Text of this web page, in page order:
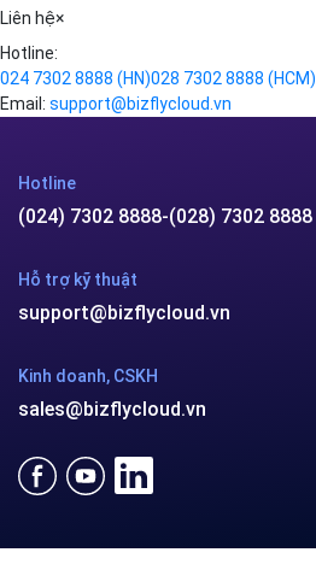
Liên hệ×
Hotline:
024 7302 8888 (HN)028 7302 8888 (HCM)
Email: support@bizflycloud.vn
Hotline
(024) 7302 8888-(028) 7302 8888
Hỗ trợ kỹ thuật
support@bizflycloud.vn
Kinh doanh, CSKH
sales@bizflycloud.vn